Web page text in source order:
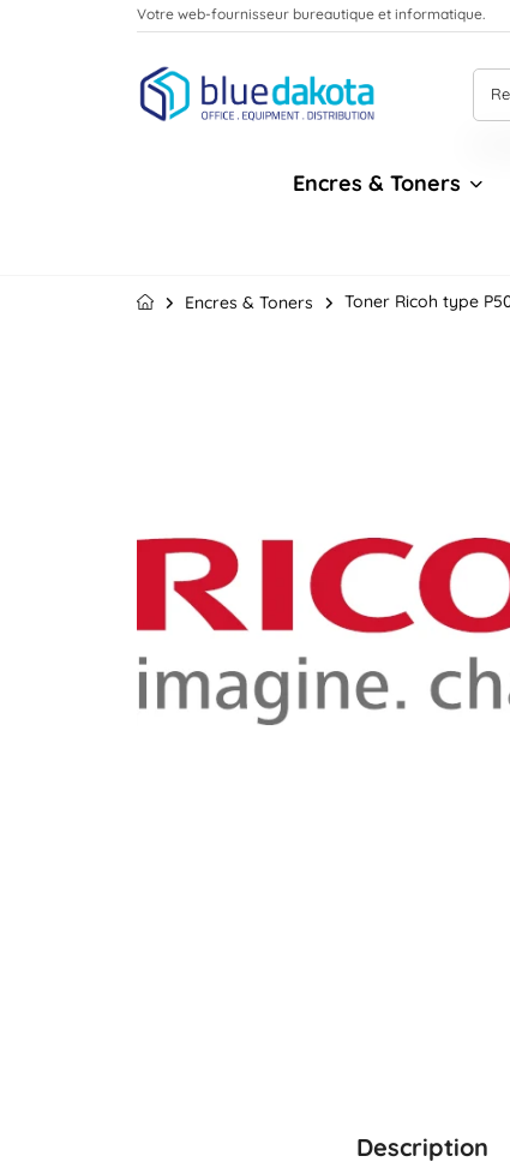
Votre web-fournisseur bureautique et informatique.
Encres & Toners
Encres & Toners Toner Ricoh type
Description